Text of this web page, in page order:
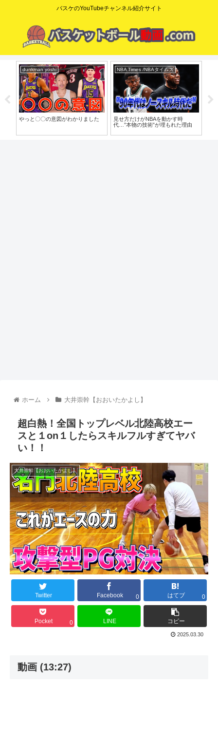
バスケのYouTubeチャンネル紹介サイト
dunkman yoshi
やっと〇〇の意図がわかりました
NBA Times /NBAタイムズ
見せ方だけがNBAを動かす時
代…”本物の技術”が埋もれた理由
ホーム 大井崇幹【おおいたかよし】
超白熱！全国トップレベル北陸高校エー
スと１on１したらスキルフルすぎてヤバ
い！！
大井崇幹【おおいたかよし】
Twitter Facebook 0 はてブ 0
Pocket 0 LINE コピー
2025.03.30
動画 (13:27)